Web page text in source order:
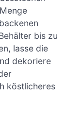
bis zu
lasse die
dekoriere
köstlicheres